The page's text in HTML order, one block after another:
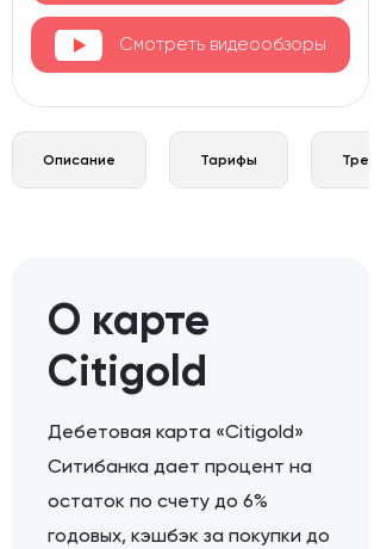
Смотреть видеообзоры
Описание Тарифы
О карте
Citigold
Дебетовая карта «Citigold»
Ситибанка дает процент на
остаток по счету до 6%
годовых, кэшбэк за покупки до